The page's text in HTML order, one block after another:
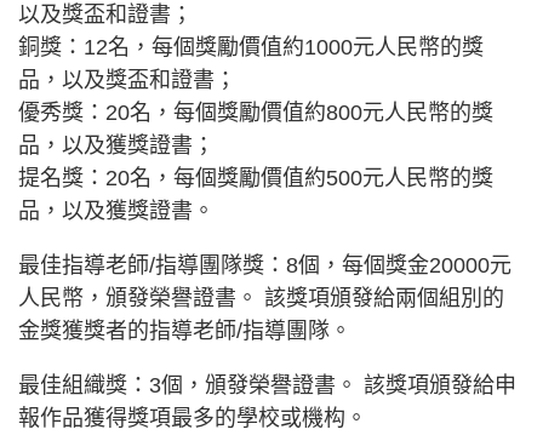
以及獎盃和證書；
銅獎：12名，每個獎勵價值約1000元人民幣的獎
品，以及獎盃和證書；
優秀獎：20名，每個獎勵價值約800元人民幣的獎
品，以及獲獎證書；
提名獎：20名，每個獎勵價值約500元人民幣的獎
品，以及獲獎證書。
最佳指導老師/指導團隊獎：8個，每個獎金20000元
人民幣，頒發榮譽證書。 該獎項頒發給兩個組別的
金獎獲獎者的指導老師/指導團隊。
最佳組織獎：3個，頒發榮譽證書。 該獎項頒發給申
報作品獲得獎項最多的學校或機构。